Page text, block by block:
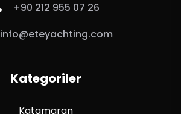
+90 212 955 07 26
info@eteyachting.com
Kategoriler
Katamaran